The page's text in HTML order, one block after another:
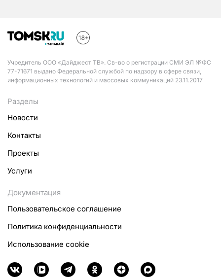
Учредитель ООО «Дайджест ТВ». Св-во о регистрации СМИ ЭЛ №ФС
77-71671 выдано Федеральной службой по надзору в сфере связи,
информационных технологий и массовых коммуникаций 23.11.2017
Разделы
Новости
Контакты
Проекты
Услуги
Документация
Пользовательское соглашение
Политика конфиденциальности
Использование cookie